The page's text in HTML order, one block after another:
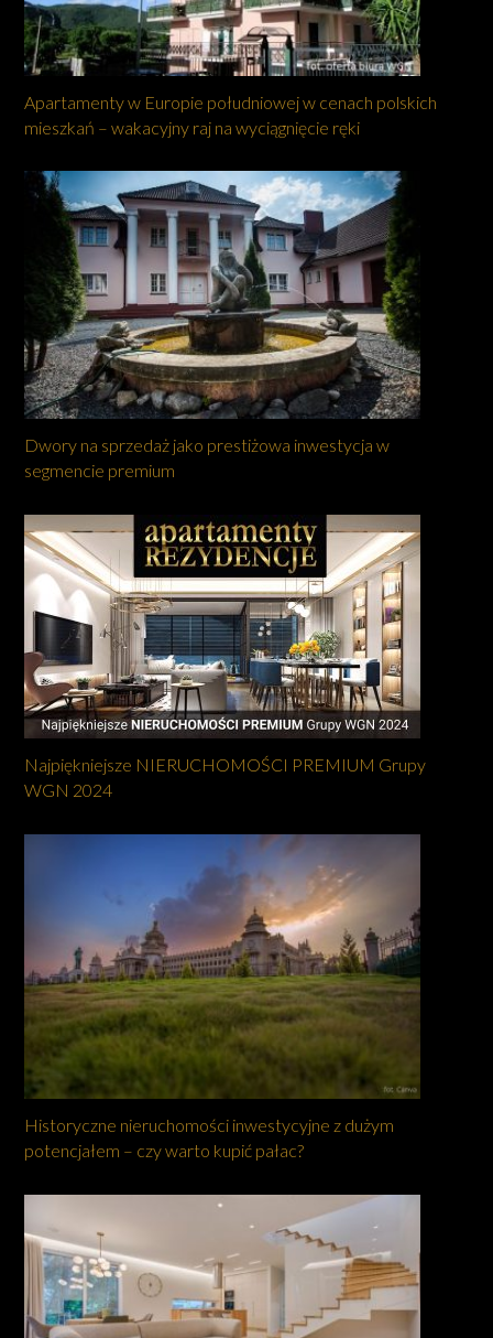
Apartamenty w Europie południowej w cenach polskich
mieszkań – wakacyjny raj na wyciągnięcie ręki
Dwory na sprzedaż jako prestiżowa inwestycja w
segmencie premium
Najpiękniejsze NIERUCHOMOŚCI PREMIUM Grupy
WGN 2024
Historyczne nieruchomości inwestycyjne z dużym
potencjałem – czy warto kupić pałac?